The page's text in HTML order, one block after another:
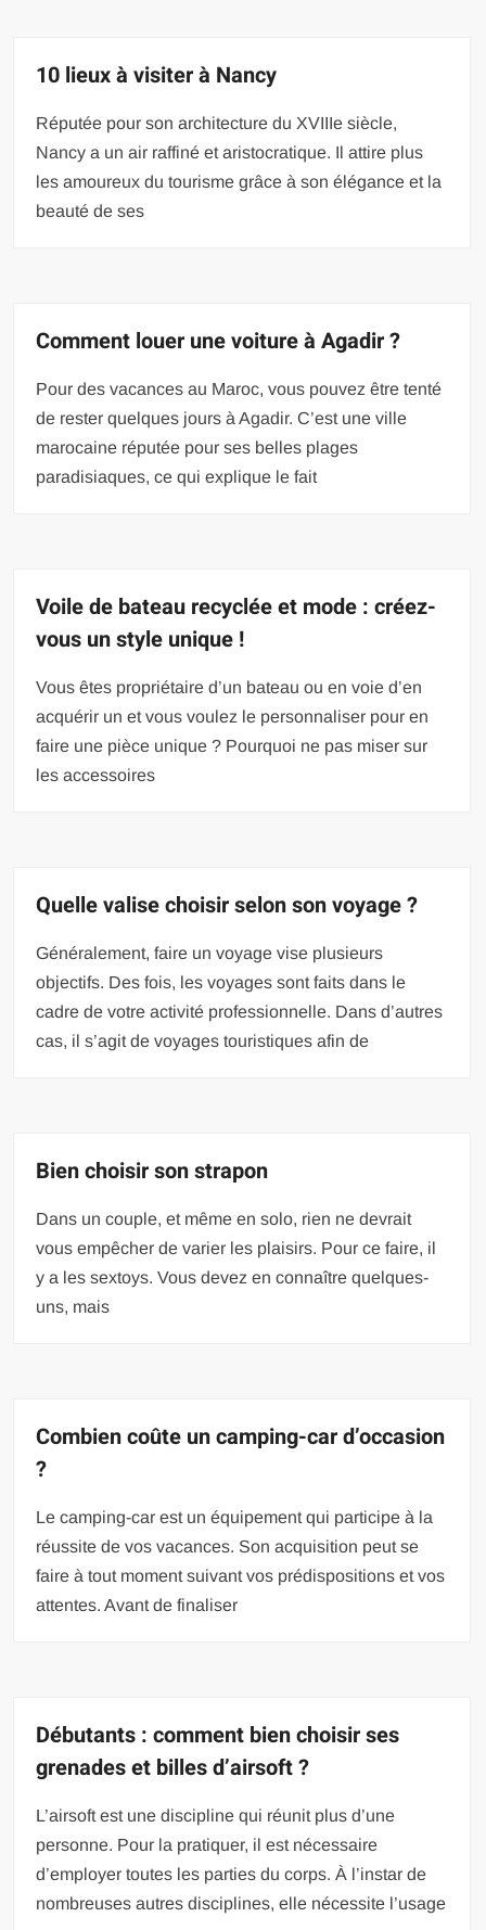
10 lieux à visiter à Nancy
Réputée pour son architecture du XVIIIe siècle,
Nancy a un air raffiné et aristocratique. Il attire plus
les amoureux du tourisme grâce à son élégance et la
beauté de ses
Comment louer une voiture à Agadir ?
Pour des vacances au Maroc, vous pouvez être tenté
de rester quelques jours à Agadir. C’est une ville
marocaine réputée pour ses belles plages
paradisiaques, ce qui explique le fait
Voile de bateau recyclée et mode : créez-
vous un style unique !
Vous êtes propriétaire d’un bateau ou en voie d’en
acquérir un et vous voulez le personnaliser pour en
faire une pièce unique ? Pourquoi ne pas miser sur
les accessoires
Quelle valise choisir selon son voyage ?
Généralement, faire un voyage vise plusieurs
objectifs. Des fois, les voyages sont faits dans le
cadre de votre activité professionnelle. Dans d’autres
cas, il s’agit de voyages touristiques afin de
Bien choisir son strapon
Dans un couple, et même en solo, rien ne devrait
vous empêcher de varier les plaisirs. Pour ce faire, il
y a les sextoys. Vous devez en connaître quelques-
uns, mais
Combien coûte un camping-car d’occasion
?
Le camping-car est un équipement qui participe à la
réussite de vos vacances. Son acquisition peut se
faire à tout moment suivant vos prédispositions et vos
attentes. Avant de finaliser
Débutants : comment bien choisir ses
grenades et billes d’airsoft ?
L’airsoft est une discipline qui réunit plus d’une
personne. Pour la pratiquer, il est nécessaire
d’employer toutes les parties du corps. À l’instar de
nombreuses autres disciplines, elle nécessite l’usage